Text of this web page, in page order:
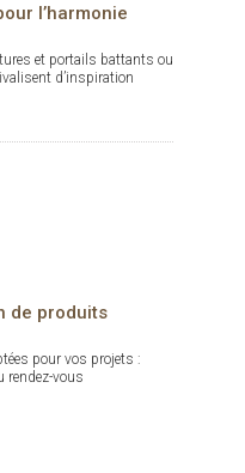
l’harmonie
et portails battants ou
d’inspiration
de produits
pour vos projets :
rendez-vous